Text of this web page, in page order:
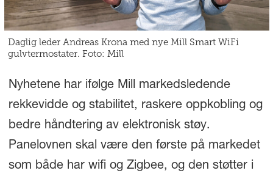
Daglig leder Andreas Krona med nye Mill Smart WiFi
gulvtermostater. Foto: Mill
Nyhetene har ifølge Mill markedsledende
rekkevidde og stabilitet, raskere oppkobling og
bedre håndtering av elektronisk støy.
Panelovnen skal være den første på markedet
som både har wifi og Zigbee, og den støtter i